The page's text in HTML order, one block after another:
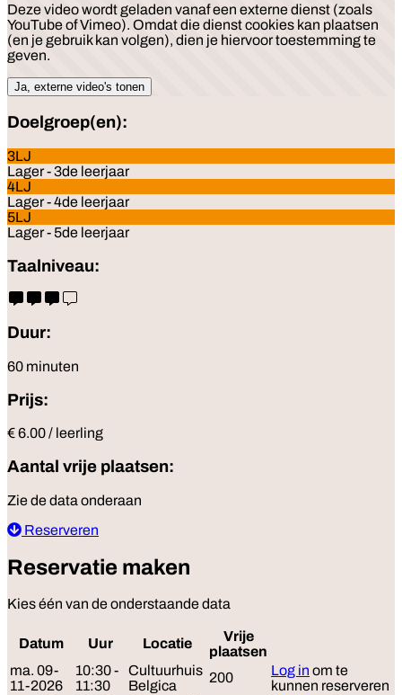
Deze video wordt geladen vanaf een externe dienst (zoals
YouTube of Vimeo). Omdat die dienst cookies kan plaatsen
(en je gebruik kan volgen), dien je hiervoor toestemming te
geven.
Ja, externe video's tonen
Doelgroep(en):
3LJ
Lager - 3de leerjaar
4LJ
Lager - 4de leerjaar
5LJ
Lager - 5de leerjaar
Taalniveau:
Duur:
60 minuten
Prijs:
€ 6.00 / leerling
Aantal vrije plaatsen:
Zie de data onderaan
Reserveren
Reservatie maken
Kies één van de onderstaande data
Datum Uur Locatie
Vrije
plaatsen
ma. 09-
11-2026
10:30 -
11:30
Cultuurhuis
Belgica
200 Log in om te
kunnen reserveren